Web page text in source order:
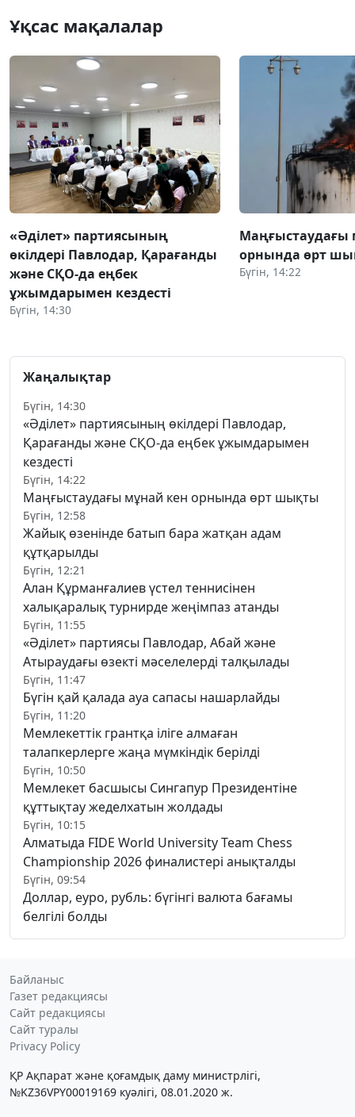
Ұқсас мақалалар
«Әділет» партиясының
өкілдері Павлодар, Қарағанды
және СҚО-да еңбек
ұжымдарымен кездесті
Бүгін, 14:30
Маңғыстаудағы
орнында өрт
Бүгін, 14:22
Жаңалықтар
Бүгін, 14:30
«Әділет» партиясының өкілдері Павлодар,
Қарағанды және СҚО-да еңбек ұжымдарымен
кездесті
Бүгін, 14:22
Маңғыстаудағы мұнай кен орнында өрт шықты
Бүгін, 12:58
Жайық өзенінде батып бара жатқан адам
құтқарылды
Бүгін, 12:21
Алан Құрманғалиев үстел теннисінен
халықаралық турнирде жеңімпаз атанды
Бүгін, 11:55
«Әділет» партиясы Павлодар, Абай және
Атыраудағы өзекті мәселелерді талқылады
Бүгін, 11:47
Бүгін қай қалада ауа сапасы нашарлайды
Бүгін, 11:20
Мемлекеттік грантқа іліге алмаған
талапкерлерге жаңа мүмкіндік берілді
Бүгін, 10:50
Мемлекет басшысы Сингапур Президентіне
құттықтау жеделхатын жолдады
Бүгін, 10:15
Алматыда FIDE World University Team Chess
Championship 2026 финалистері анықталды
Бүгін, 09:54
Доллар, еуро, рубль: бүгінгі валюта бағамы
белгілі болды
Байланыс
Газет редакциясы
Сайт редакциясы
Сайт туралы
Privacy Policy
ҚР Ақпарат және қоғамдық даму министрлігі,
№KZ36VPY00019169 куәлігі, 08.01.2020 ж.